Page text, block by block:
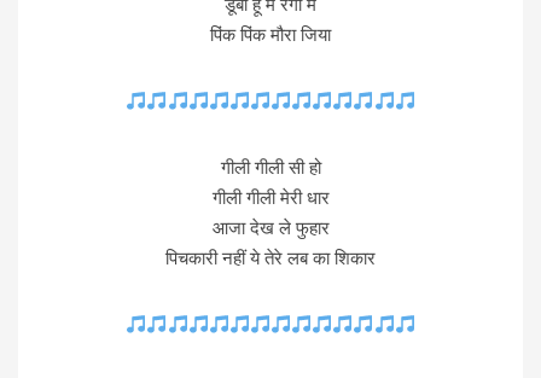
पिंक पिंक मौरा जिया
गीली गीली सी हो
गीली गीली मेरी धार
आजा देख ले फुहार
पिचकारी नहीं ये तेरे लब का शिकार